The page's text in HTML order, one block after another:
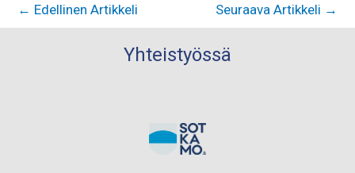
← Edellinen Artikkeli Seuraava Artikkeli →
Yhteistyössä